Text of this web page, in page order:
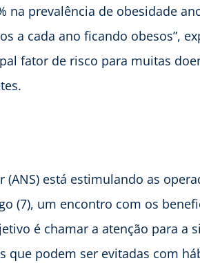
na prevalência de obesidade
a cada ano ficando obesos”,
fator de risco para muitas
(ANS) está estimulando as
(7), um encontro com os
é chamar a atenção para a
que podem ser evitadas com